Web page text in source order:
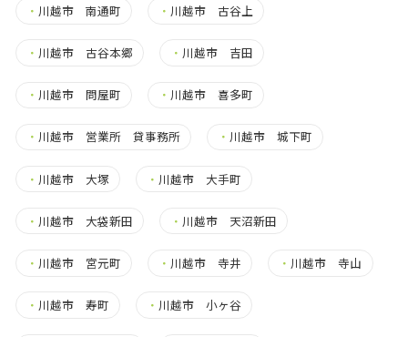
・ 川越市 南通町 ・ 川越市 古谷上
・ 川越市 古谷本郷 ・ 川越市 吉田
・ 川越市 問屋町 ・ 川越市 喜多町
・ 川越市 営業所 貸事務所 ・ 川越市 城下町
・ 川越市 大塚 ・ 川越市 大手町
・ 川越市 大袋新田 ・ 川越市 天沼新田
・ 川越市 宮元町 ・ 川越市 寺井 ・ 川越市 寺山
・ 川越市 寿町 ・ 川越市 小ヶ谷